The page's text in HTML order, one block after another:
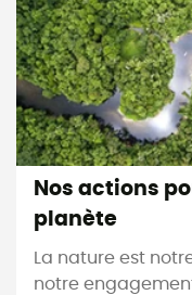
Nos actions
planète
La nature est
notre